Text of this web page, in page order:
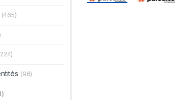
(465)
(96)